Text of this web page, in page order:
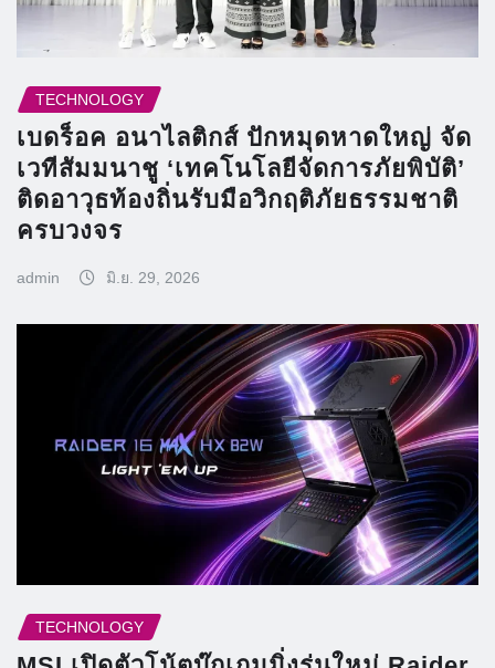
TECHNOLOGY
เบดร็อค อนาไลติกส์ ปักหมุดหาดใหญ่ จัด
เวทีสัมมนาชู ‘เทคโนโลยีจัดการภัยพิบัติ’
ติดอาวุธท้องถิ่นรับมือวิกฤติภัยธรรมชาติ
ครบวงจร
admin มิ.ย. 29, 2026
TECHNOLOGY